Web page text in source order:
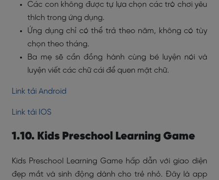
Các con không được tự lựa chọn các trò chơi yêu
thích trong ứng dụng.
Ứng dụng chỉ có thể trả theo năm, không có tùy
chọn theo tháng.
Ba mẹ sẽ cần đồng hành cùng bé luyện nói và
luyện viết các chữ cái để quen mặt chữ.
Link tải Android
Link tải IOS
1.10. Kids Preschool Learning Game
Kids Preschool Learning Game hấp dẫn với giao diện
đẹp mắt và sinh động dành cho trẻ nhỏ. Đây là app